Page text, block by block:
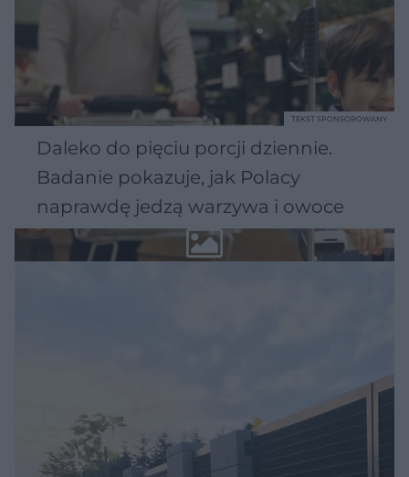
Daleko do pięciu porcji dziennie.
Badanie pokazuje, jak Polacy
naprawdę jedzą warzywa i owoce
TEKST SPONSOROWANY